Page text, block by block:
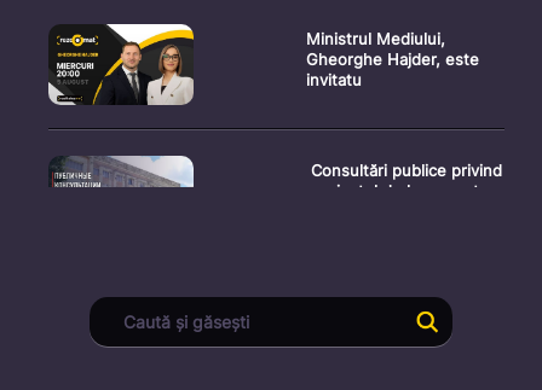
Ministrul Mediului,
Gheorghe Hajder, este
invitatu
Consultări publice privind
proiectul de lege pent
Consultarea Publică CP-
01, dedicată Studiilor de